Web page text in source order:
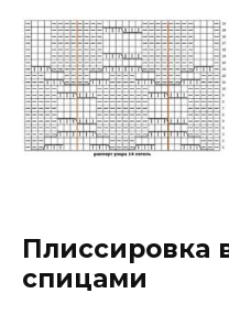
Плиссировка
спицами